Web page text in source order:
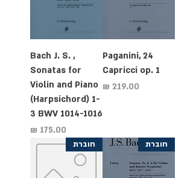
Paganini, 24
Capricci op. 1
מחיר
Bach J. S. ,
Sonatas for
Violin and Piano
(Harpsichord) 1-
3 BWV 1014-1016
מחיר
חוברת חוברת